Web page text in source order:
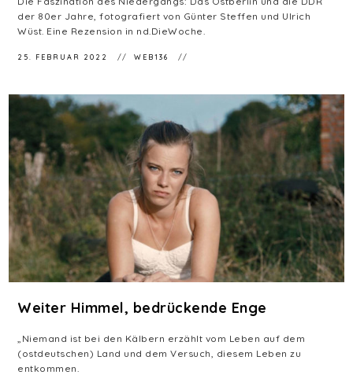
der 80er Jahre, fotografiert von Günter Steffen und Ulrich
Wüst. Eine Rezension in nd.DieWoche.
25. FEBRUAR 2022 WEB136
Weiter Himmel, bedrückende Enge
„Niemand ist bei den Kälbern erzählt vom Leben auf dem
(ostdeutschen) Land und dem Versuch, diesem Leben zu
entkommen.